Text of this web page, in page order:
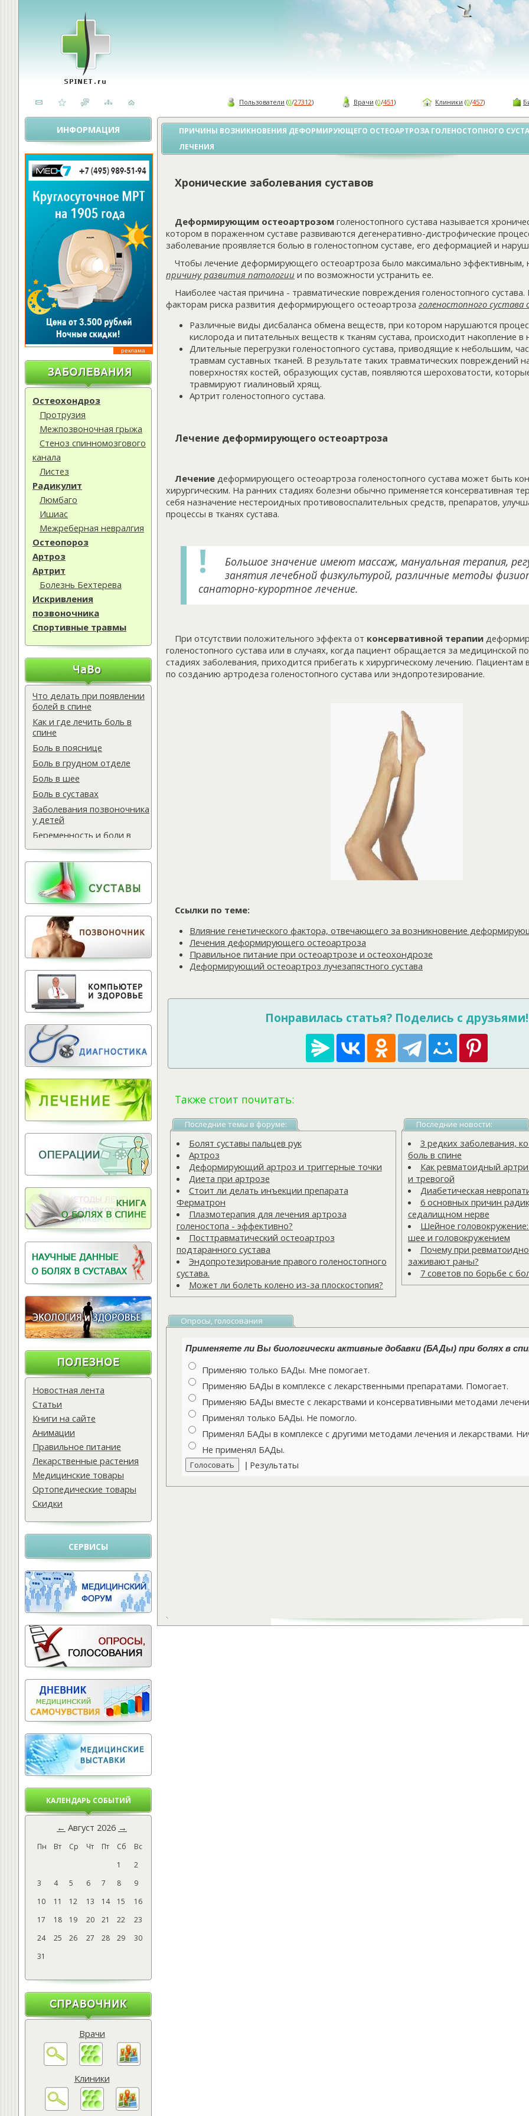
Пользователи (0/27312) Врачи (0/451) Клиники (0/457)
ИНФОРМАЦИЯ
реклама
Остеохондроз
Протрузия
Межпозвоночная грыжа
Стеноз спинномозгового
канала
Листез
Радикулит
Люмбаго
Ишиас
Межреберная невралгия
Остеопороз
Артроз
Артрит
Болезнь Бехтерева
Искривления
позвоночника
Спортивные травмы
Что делать при появлении
болей в спине
Как и где лечить боль в
спине
Боль в пояснице
Боль в грудном отделе
Боль в шее
Боль в суставах
Заболевания позвоночника
у детей
Беременность и боли в
Мази для спины
Массаж водителю
Самомассаж при
остеохондрозе
Поясничная грыжа
Обследование
позвоночника
Тактика лечения
остеохондроза
Лечение баней
Офисный фитнес
Народная медицина
Тест для позвоночника
Питание для позвоночника
Витамины для
позвоночника
Новостная лента
Статьи
Книги на сайте
Анимации
Правильное питание
Лекарственные растения
Медицинские товары
Ортопедические товары
Скидки
СЕРВИСЫ
КАЛЕНДАРЬ СОБЫТИЙ
← Август 2026 →
Пн Вт Ср Чт Пт Сб
Вс
1
2
3
4 5 6 7 8
9
10
11 12 13 14 15
16
17
18 19 20 21 22
23
24
25 26 27 28 29
30
31
Врачи
Клиники
ПРИЧИНЫ ВОЗНИКНОВЕНИЯ ДЕФОРМИРУЮЩЕГО ОСТЕОАРТРОЗА ГОЛЕНОСТОПНОГО
ЛЕЧЕНИЯ
Хронические заболевания суставов
Деформирующим остеоартрозом голеностопного сустава называется
котором в пораженном суставе развиваются дегенеративно-дистрофические
заболевание проявляется болью в голеностопном суставе, его деформацией и
Чтобы лечение деформирующего остеоартроза было максимально эффективным,
причину развития патологии и по возможности устранить ее.
Наиболее частая причина - травматические повреждения голеностопного
факторам риска развития деформирующего остеоартроза голеностопного
Различные виды дисбаланса обмена веществ, при котором нарушаются
кислорода и питательных веществ к тканям сустава, происходит накопление в
Длительные перегрузки голеностопного сустава, приводящие к небольшим,
травмам суставных тканей. В результате таких травматических повреждений
поверхностях костей, образующих сустав, появляются шероховатости,
травмируют гиалиновый хрящ.
Артрит голеностопного сустава.
Лечение деформирующего остеоартроза
Лечение деформирующего остеоартроза голеностопного сустава может быть
хирургическим. На ранних стадиях болезни обычно применяется консервативная
себя назначение нестероидных противовоспалительных средств, препаратов,
процессы в тканях сустава.
Большое значение имеют массаж, мануальная терапия,
занятия лечебной физкультурой, различные методы
санаторно-курортное лечение.
При отсутствии положительного эффекта от консервативной терапии
голеностопного сустава или в случаях, когда пациент обращается за медицинской
стадиях заболевания, приходится прибегать к хирургическому лечению. Пациентам
по созданию артродеза голеностопного сустава или эндопротезирование.
Ссылки по теме:
Влияние генетического фактора, отвечающего за возникновение
Лечения деформирующего остеоартроза
Правильное питание при остеоартрозе и остеохондрозе
Деформирующий остеоартроз лучезапястного сустава
Понравилась статья? Поделись с друзьями!
Также стоит почитать:
Последние темы в форуме:
Болят суставы пальцев рук
Артроз
Деформирующий артроз и триггерные точки
Диета при артрозе
Стоит ли делать инъекции препарата
Ферматрон
Плазмотерапия для лечения артроза
голеностопа - эффективно?
Посттравматический остеоартроз
подтаранного сустава
Эндопротезирование правого голеностопного
сустава.
Может ли болеть колено из-за плоскостопия?
Последние новости:
3 редких заболевания,
боль в спине
Как ревматоидный
и тревогой
Диабетическая
6 основных причин
седалищном нерве
Шейное
шее и головокружением
Почему при
заживают раны?
7 советов по борьбе с
Опросы, голосования
Применяете ли Вы биологически активные добавки (БАДы) при болях в
Применяю только БАДы. Мне помогает.
Применяю БАДы в комплексе с лекарственными препаратами. Помогает.
Применяю БАДы вместе с лекарствами и консервативными методами
Применял только БАДы. Не помогло.
Применял БАДы в комплексе с другими методами лечения и лекарствами.
Не применял БАДы.
Результаты